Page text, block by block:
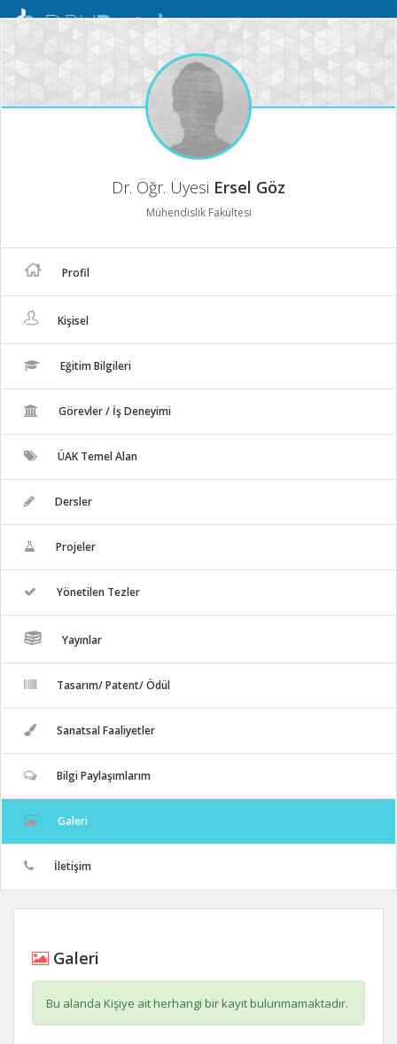
Mobil
Dr. Öğr. Üyesi Ersel Göz
Mühendislik Fakültesi
Profil
Kişisel
Eğitim Bilgileri
Görevler / İş Deneyimi
ÜAK Temel Alan
Dersler
Projeler
Yönetilen Tezler
Yayınlar
Tasarım/ Patent/ Ödül
Sanatsal Faaliyetler
Bilgi Paylaşımlarım
Galeri
İletişim
Galeri
Bu alanda Kişiye ait herhangi bir kayıt bulunmamaktadır.